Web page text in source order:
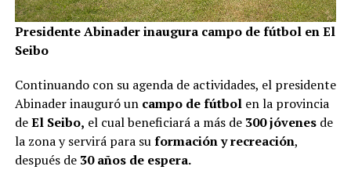
Presidente Abinader inaugura campo de fútbol en El
Seibo
Continuando con su agenda de actividades, el presidente
Abinader inauguró un campo de fútbolen la provincia
deEl Seibo, el cual beneficiará a más de 300 jóvenesde
la zona y servirá para suformación y recreación,
después de 30 años de espera.